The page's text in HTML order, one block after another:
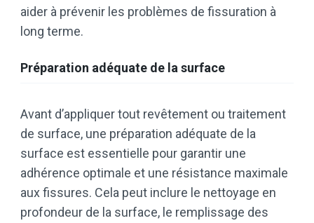
aider à prévenir les problèmes de fissuration à
long terme.
Préparation adéquate de la surface
Avant d’appliquer tout revêtement ou traitement
de surface, une préparation adéquate de la
surface est essentielle pour garantir une
adhérence optimale et une résistance maximale
aux fissures. Cela peut inclure le nettoyage en
profondeur de la surface, le remplissage des